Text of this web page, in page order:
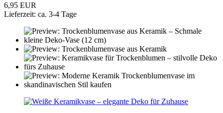
6,95 EUR
Lieferzeit: ca. 3-4 Tage